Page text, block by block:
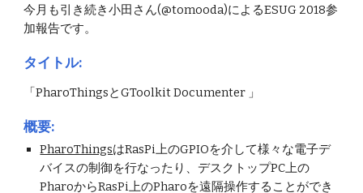
今月も引き続き小田さん(@tomooda)によるESUG 2018参
加報告です。
タイトル:
「PharoThingsとGToolkit Documenter 」
概要:
PharoThingsはRasPi上のGPIOを介して様々な電子デ
バイスの制御を行なったり、デスクトップPC上の
PharoからRasPi上のPharoを遠隔操作することができ